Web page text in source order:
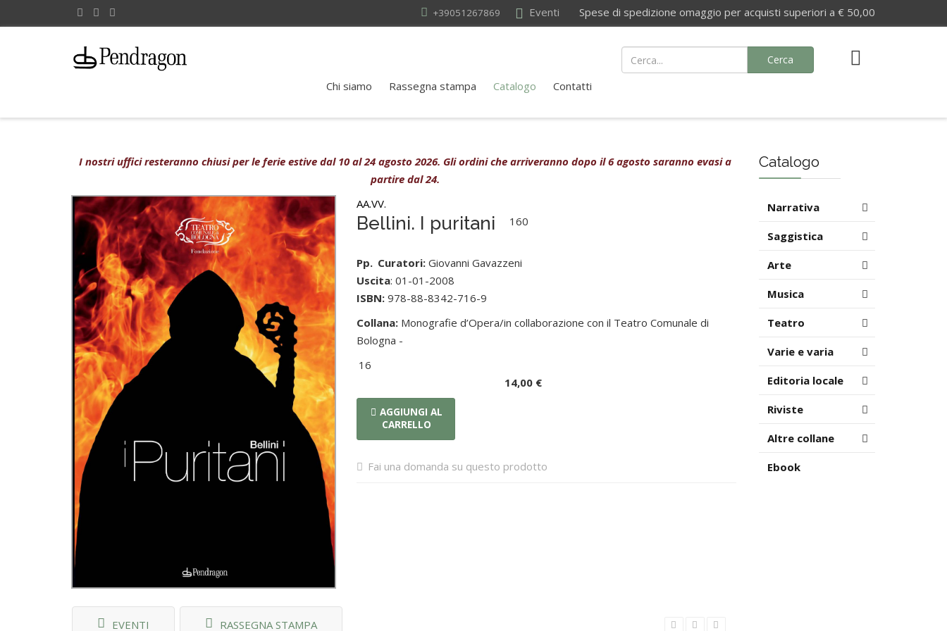
Eventi Spese di spedizione omaggio per acquisti superiori a € 50,00
+39051267869
Chi siamo Rassegna stampa Catalogo Contatti
Cerca
I nostri uffici resteranno chiusi per le ferie estive dal 10 al 24 agosto 2026. Gli ordini che arriveranno dopo il 6 agosto saranno evasi a
partire dal 24.
AA.VV.
Bellini. I puritani
Pp.
160
Curatori: Giovanni Gavazzeni
Uscita: 01-01-2008
ISBN: 978-88-8342-716-9
Collana: Monografie d’Opera/in collaborazione con il Teatro Comunale di
Bologna -
16
14,00 €
AGGIUNGI AL
CARRELLO
Fai una domanda su questo prodotto
EVENTI RASSEGNA STAMPA
Catalogo
Narrativa
Saggistica
Arte
Musica
Teatro
Varie e varia
Editoria locale
Riviste
Altre collane
Ebook